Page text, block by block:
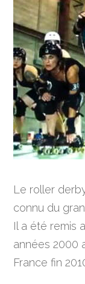
Le roller
connu du
Il a été remis
années 2000
France fin